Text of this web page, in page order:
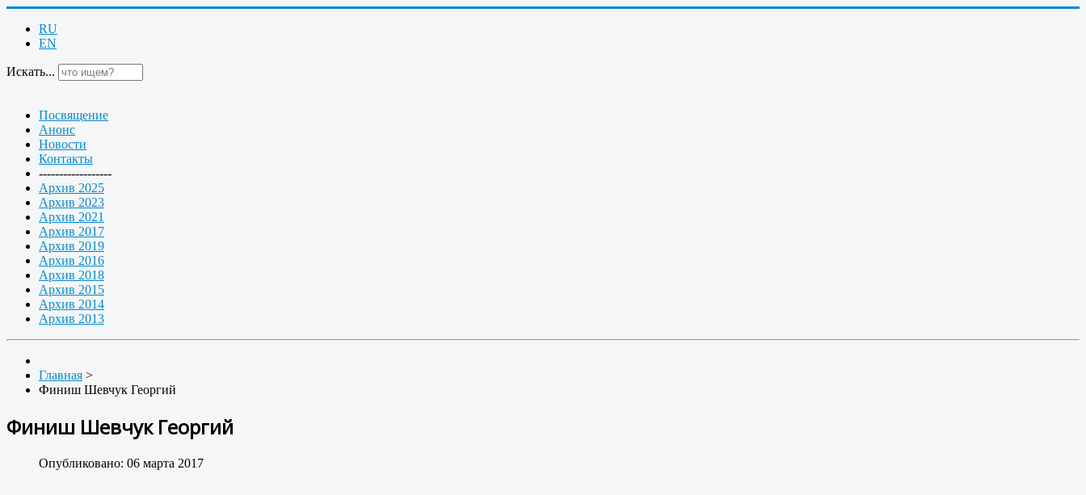
RU
EN
Искать...
Посвящение
Анонс
Новости
Контакты
------------------
Архив 2025
Архив 2023
Архив 2021
Архив 2017
Архив 2019
Архив 2016
Архив 2018
Архив 2015
Архив 2014
Архив 2013
Главная >
Финиш Шевчук Георгий
Финиш Шевчук Георгий
Опубликовано: 06 марта 2017